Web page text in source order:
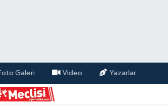
Galeri Video Yazarlar